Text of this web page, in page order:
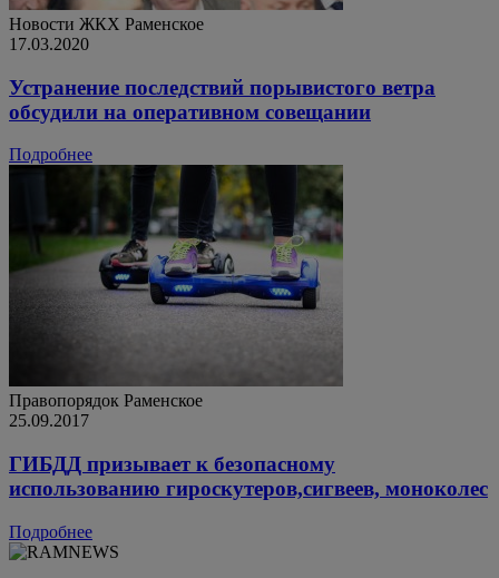
Новости ЖКХ Раменское
17.03.2020
Устранение последствий порывистого ветра
обсудили на оперативном совещании
Подробнее
Правопорядок Раменское
25.09.2017
ГИБДД призывает к безопасному
использованию гироскутеров,сигвеев, моноколес
Подробнее